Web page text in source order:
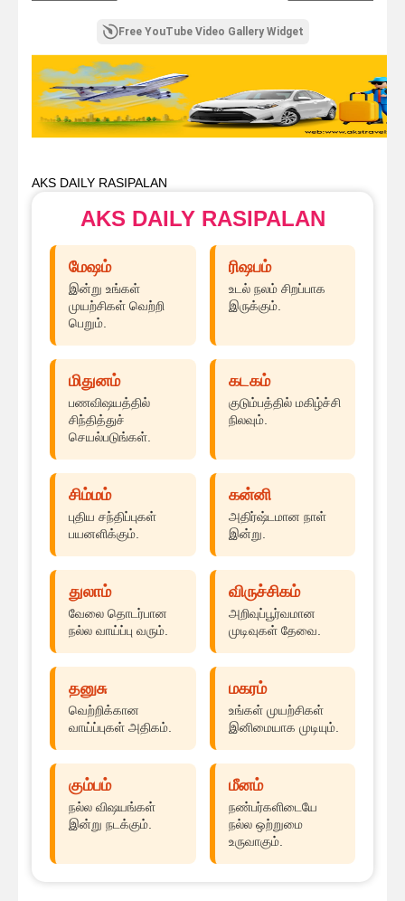
Free YouTube Video Gallery Widget
AKS DAILY RASIPALAN
AKS DAILY RASIPALAN
மேஷம்
இன்று உங்கள்
முயற்சிகள் வெற்றி
பெறும்.
ரிஷபம்
உடல் நலம் சிறப்பாக
இருக்கும்.
மிதுனம்
பணவிஷயத்தில்
சிந்தித்துச்
செயல்படுங்கள்.
கடகம்
குடும்பத்தில் மகிழ்ச்சி
நிலவும்.
சிம்மம்
புதிய சந்திப்புகள்
பயனளிக்கும்.
கன்னி
அதிர்ஷ்டமான நாள்
இன்று.
துலாம்
வேலை தொடர்பான
நல்ல வாய்ப்பு வரும்.
விருச்சிகம்
அறிவுப்பூர்வமான
முடிவுகள் தேவை.
தனுசு
வெற்றிக்கான
வாய்ப்புகள் அதிகம்.
மகரம்
உங்கள் முயற்சிகள்
இனிமையாக முடியும்.
கும்பம்
நல்ல விஷயங்கள்
இன்று நடக்கும்.
மீனம்
நண்பர்களிடையே
நல்ல ஒற்றுமை
உருவாகும்.